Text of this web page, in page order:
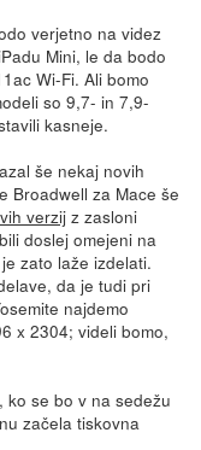
verjetno na videz
Mini, le da bodo
Wi-Fi. Ali bomo
so 9,7- in 7,9-
kasneje.
še nekaj novih
Broadwell za Mace še
verzijz zasloni
doslej omejeni na
zato laže izdelati.
da je tudi pri
najdemo
x 2304; videli bomo,
ko se bo v na sedežu
začela tiskovna